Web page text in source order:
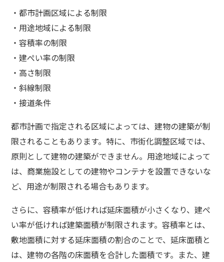
・都市計画区域による制限
・用途地域による制限
・容積率の制限
・建ぺい率の制限
・高さ制限
・斜線制限
・接道条件
都市計画で指定される区域によっては、建物の建築が制
限されることもあります。特に、市街化調整区域では、
原則として建物の建築ができません。用途地域によって
は、商業施設としての建物やコンテナを設置できないな
ど、用途が制限される場合もあります。
さらに、容積率が低ければ延床面積が小さくなり、建ぺ
い率が低ければ建築面積が制限されます。容積率とは、
敷地面積に対する延床面積の割合のことで、延床面積と
は、建物の各階の床面積を合計した面積です。また、建